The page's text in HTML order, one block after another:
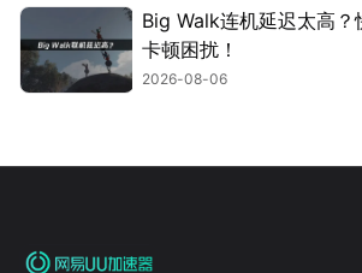
Big Walk连机延迟太高？
卡顿困扰！
2026-08-06